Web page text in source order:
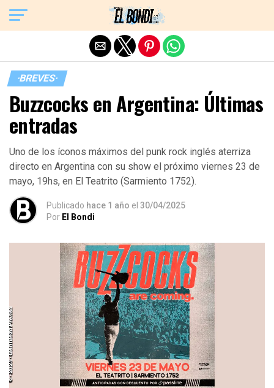
·BREVES·
Buzzcocks en Argentina: Últimas
entradas
Uno de los íconos máximos del punk rock inglés aterriza
directo en Argentina con su show el próximo viernes 23 de
mayo, 19hs, en El Teatrito (Sarmiento 1752).
Publicado hace 1 año el 30/04/2025
Por El Bondi
Exit mobile version